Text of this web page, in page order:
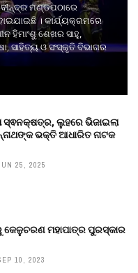
ମଣ୍ଡପଠାରେ
। କାର୍ଯ୍ୟକ୍ରମରେ
ହିମାଂଶୁ ଶେଖର ସାହୁ,
ସାହିତ୍ୟ ଓ ସଂସ୍କୃତି ବିଭାଗର
ଲୁହରେ ଭିଜାଇଲା
ଭକ୍ତି ଆଧାରିତ ନାଟକ
25, 2025
ମହାପାତ୍ର ପୁରସ୍କାର
10, 2023